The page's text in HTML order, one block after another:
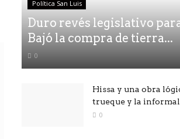
Política San Luis
Duro revés legislativo
Bajó la compra de tierra...
0
Hissa y una obra
trueque y la
0